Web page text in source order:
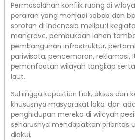
Permasalahan konflik ruang di
perairan yang menjadi sebab dan
sorotan di Indonesia meliputi
mangrove, pembukaan lahan
pembangunan infrastruktur,
pariwisata, pencemaran, reklamasi,
pemanfaatan wilayah tangkap
laut.
Sehingga kepastian hak, akses dan
khususnya masyarakat lokal dan
penghidupan mereka di wilayah
seharusnya mendapatkan prioritas
diakui.